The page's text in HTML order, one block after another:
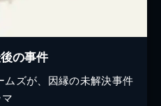
の事件
ズが、因縁の未解決事件